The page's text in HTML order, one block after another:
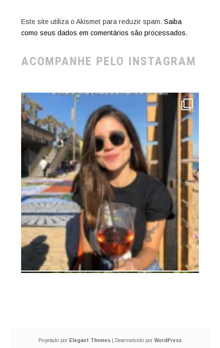
Este site utiliza o Akismet para reduzir spam. Saiba
como seus dados em comentários são processados.
ACOMPANHE PELO INSTAGRAM
Projetado por Elegant Themes| Desenvolvido por WordPress